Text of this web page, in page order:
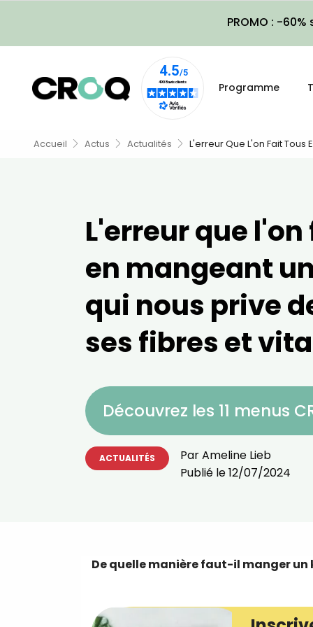
PROMO : -
Programme
Accueil Actus Actualités L'erreur Que L'on Fait Tous
L'erreur que
en mangeant
qui nous prive
ses fibres et
Découvrez les 11 menus
ACTUALITÉS ParAmeline Lieb
Publié le12/07/2024
De quelle manière faut-il manger